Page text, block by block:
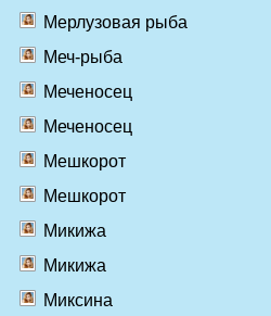
Мерлузовая рыба
Меч-рыба
Меченосец
Меченосец
Мешкорот
Мешкорот
Микижа
Микижа
Миксина